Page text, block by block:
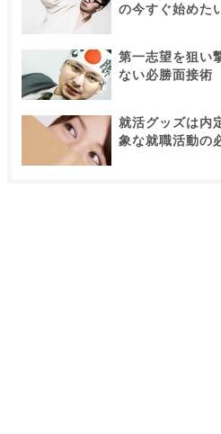
の今すぐ始めた
第一志望を狙い
ない必勝面接術
就活グッズは内
象な就職活動の